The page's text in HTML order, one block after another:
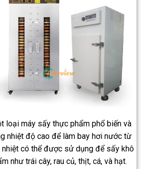
loại máy sấy thực phẩm phổ biến và
nhiệt độ cao để làm bay hơi nước từ
có thể được sử dụng để sấy khô
như trái cây, rau củ, thịt, cá, và hạt.